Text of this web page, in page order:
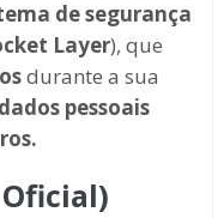
de segurança
Layer), que
durante a sua
dados pessoais